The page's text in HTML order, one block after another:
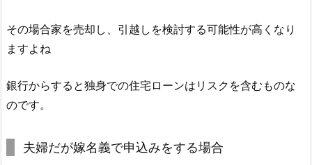
その場合家を売却し、引越しを検討する可能性が高くなり
ますよね
銀行からすると独身での住宅ローンはリスクを含むものな
のです。
夫婦だが嫁名義で申込みをする場合